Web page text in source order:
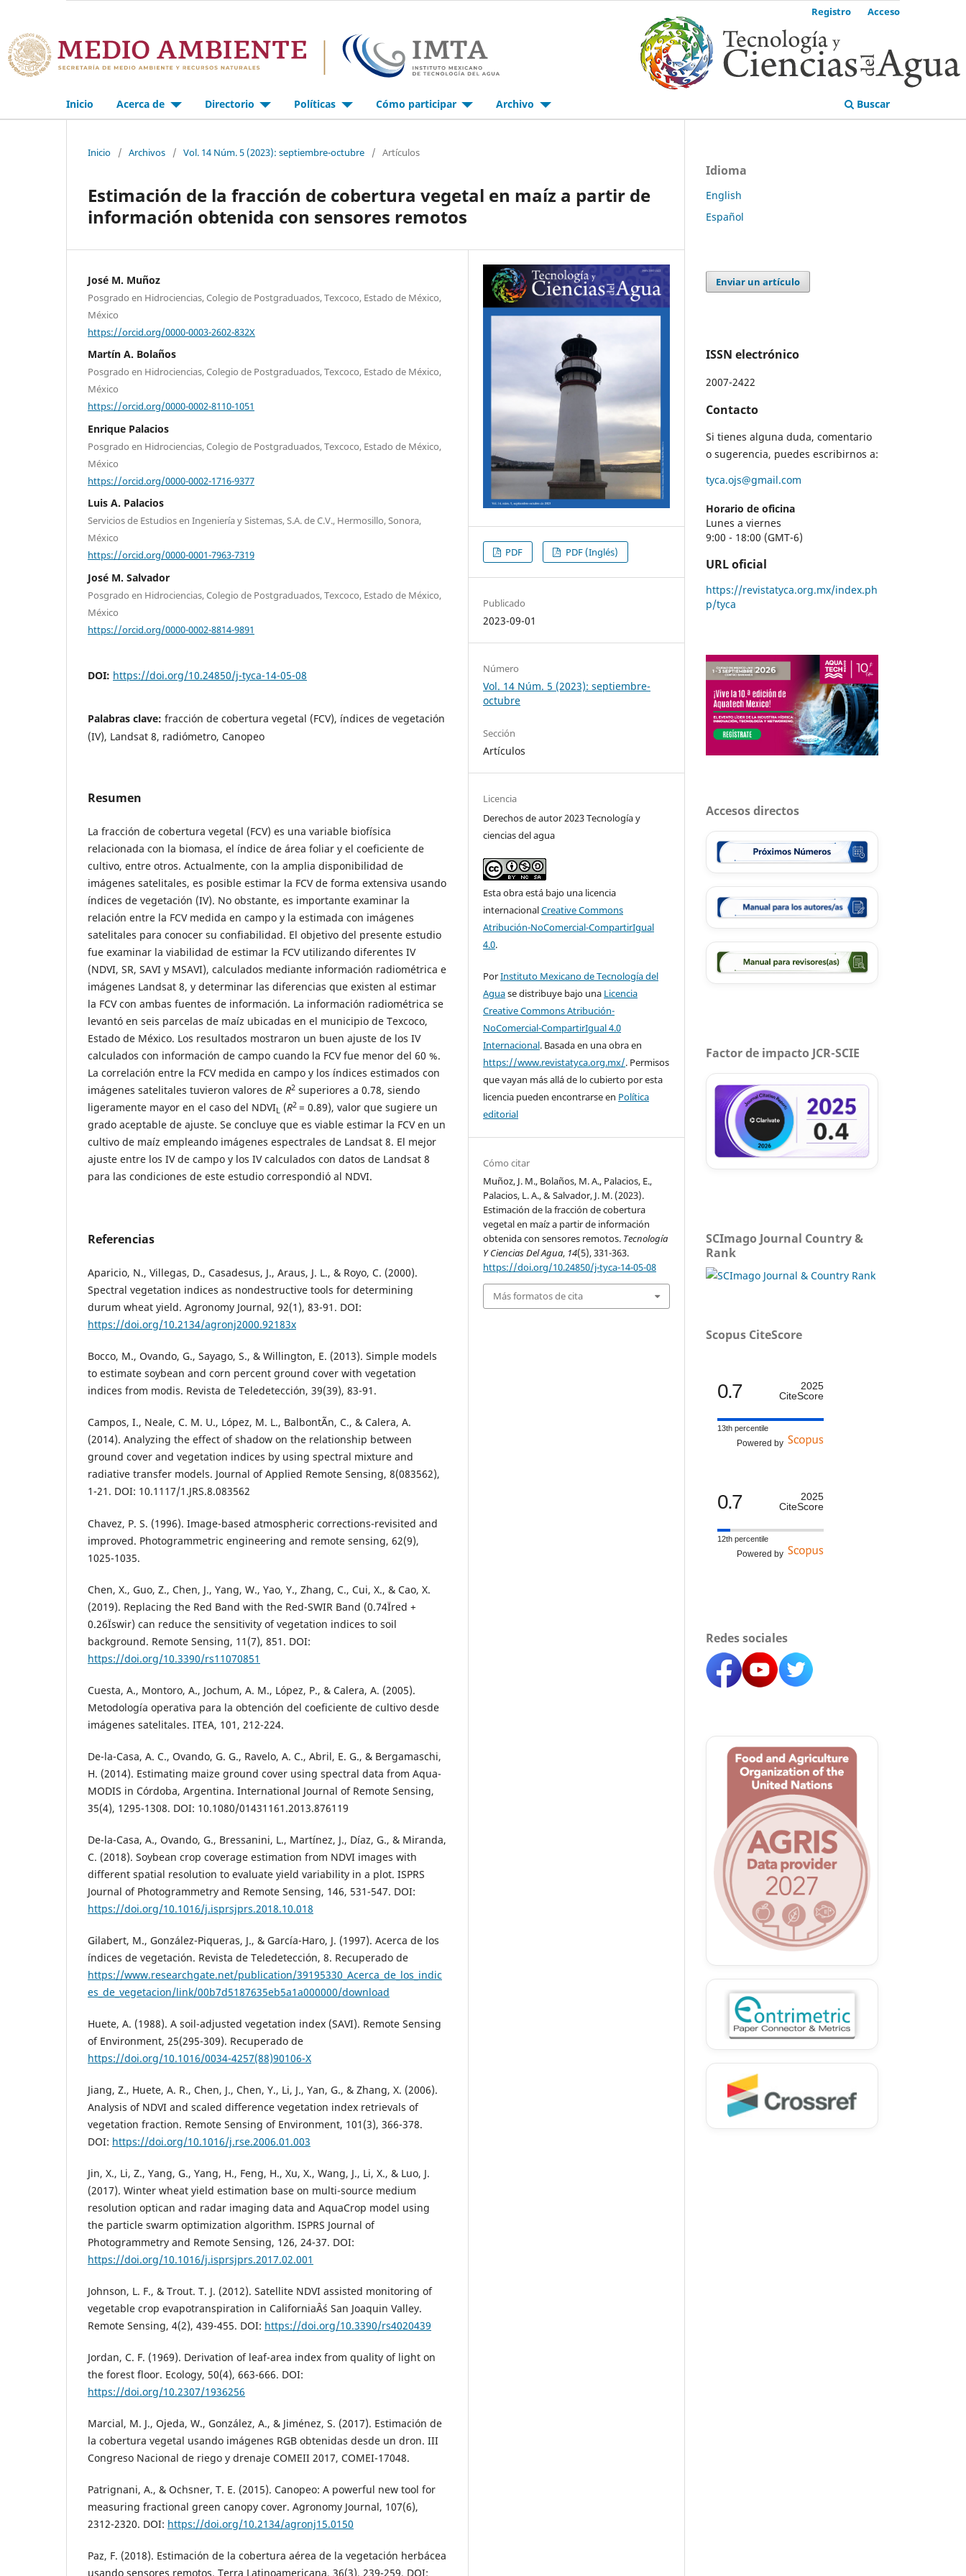
Inicio Acerca de Directorio Políticas Cómo participar Archivo Buscar
Registro Acceso
Inicio / Archivos / Vol. 14 Núm. 5 (2023): septiembre-octubre / Artículos
Estimación de la fracción de cobertura vegetal en maíz a partir de
información obtenida con sensores remotos
José M. Muñoz
Posgrado en Hidrociencias, Colegio de Postgraduados, Texcoco, Estado de México,
México
https://orcid.org/0000-0003-2602-832X
Martín A. Bolaños
Posgrado en Hidrociencias, Colegio de Postgraduados, Texcoco, Estado de México,
México
https://orcid.org/0000-0002-8110-1051
Enrique Palacios
Posgrado en Hidrociencias, Colegio de Postgraduados, Texcoco, Estado de México,
México
https://orcid.org/0000-0002-1716-9377
Luis A. Palacios
Servicios de Estudios en Ingeniería y Sistemas, S.A. de C.V., Hermosillo, Sonora,
México
https://orcid.org/0000-0001-7963-7319
José M. Salvador
Posgrado en Hidrociencias, Colegio de Postgraduados, Texcoco, Estado de México,
México
https://orcid.org/0000-0002-8814-9891
DOI: https://doi.org/10.24850/j-tyca-14-05-08
Palabras clave: fracción de cobertura vegetal (FCV), índices de vegetación
(IV), Landsat 8, radiómetro, Canopeo
Resumen
La fracción de cobertura vegetal (FCV) es una variable biofísica
relacionada con la biomasa, el índice de área foliar y el coeficiente de
cultivo, entre otros. Actualmente, con la amplia disponibilidad de
imágenes satelitales, es posible estimar la FCV de forma extensiva usando
índices de vegetación (IV). No obstante, es importante examinar la
relación entre la FCV medida en campo y la estimada con imágenes
satelitales para conocer su confiabilidad. El objetivo del presente estudio
fue examinar la viabilidad de estimar la FCV utilizando diferentes IV
(NDVI, SR, SAVI y MSAVI), calculados mediante información radiométrica e
imágenes Landsat 8, y determinar las diferencias que existen al estimar
la FCV con ambas fuentes de información. La información radiométrica se
levantó en seis parcelas de maíz ubicadas en el municipio de Texcoco,
Estado de México. Los resultados mostraron un buen ajuste de los IV
calculados con información de campo cuando la FCV fue menor del 60 %.
La correlación entre la FCV medida en campo y los índices estimados con
imágenes satelitales tuvieron valores de R2 superiores a 0.78, siendo
ligeramente mayor en el caso del NDVIL (R2 = 0.89), valor que sugiere un
grado aceptable de ajuste. Se concluye que es viable estimar la FCV en un
cultivo de maíz empleando imágenes espectrales de Landsat 8. El mejor
ajuste entre los IV de campo y los IV calculados con datos de Landsat 8
para las condiciones de este estudio correspondió al NDVI.
Referencias
Aparicio, N., Villegas, D., Casadesus, J., Araus, J. L., & Royo, C. (2000).
Spectral vegetation indices as nondestructive tools for determining
durum wheat yield. Agronomy Journal, 92(1), 83-91. DOI:
https://doi.org/10.2134/agronj2000.92183x
Bocco, M., Ovando, G., Sayago, S., & Willington, E. (2013). Simple models
to estimate soybean and corn percent ground cover with vegetation
indices from modis. Revista de Teledetección, 39(39), 83-91.
Campos, I., Neale, C. M. U., López, M. L., BalbontÃ­n, C., & Calera, A.
(2014). Analyzing the effect of shadow on the relationship between
ground cover and vegetation indices by using spectral mixture and
radiative transfer models. Journal of Applied Remote Sensing, 8(083562),
1-21. DOI: 10.1117/1.JRS.8.083562
Chavez, P. S. (1996). Image-based atmospheric corrections-revisited and
improved. Photogrammetric engineering and remote sensing, 62(9),
1025-1035.
Chen, X., Guo, Z., Chen, J., Yang, W., Yao, Y., Zhang, C., Cui, X., & Cao, X.
(2019). Replacing the Red Band with the Red-SWIR Band (0.74Ïred +
0.26Ïswir) can reduce the sensitivity of vegetation indices to soil
background. Remote Sensing, 11(7), 851. DOI:
https://doi.org/10.3390/rs11070851
Cuesta, A., Montoro, A., Jochum, A. M., López, P., & Calera, A. (2005).
Metodología operativa para la obtención del coeficiente de cultivo desde
imágenes satelitales. ITEA, 101, 212-224.
De-la-Casa, A. C., Ovando, G. G., Ravelo, A. C., Abril, E. G., & Bergamaschi,
H. (2014). Estimating maize ground cover using spectral data from Aqua-
MODIS in Córdoba, Argentina. International Journal of Remote Sensing,
35(4), 1295-1308. DOI: 10.1080/01431161.2013.876119
De-la-Casa, A., Ovando, G., Bressanini, L., Martínez, J., Díaz, G., & Miranda,
C. (2018). Soybean crop coverage estimation from NDVI images with
different spatial resolution to evaluate yield variability in a plot. ISPRS
Journal of Photogrammetry and Remote Sensing, 146, 531-547. DOI:
https://doi.org/10.1016/j.isprsjprs.2018.10.018
Gilabert, M., González-Piqueras, J., & García-Haro, J. (1997). Acerca de los
índices de vegetación. Revista de Teledetección, 8. Recuperado de
https://www.researchgate.net/publication/39195330_Acerca_de_los_indic
es_de_vegetacion/link/00b7d5187635eb5a1a000000/download
Huete, A. (1988). A soil-adjusted vegetation index (SAVI). Remote Sensing
of Environment, 25(295-309). Recuperado de
https://doi.org/10.1016/0034-4257(88)90106-X
Jiang, Z., Huete, A. R., Chen, J., Chen, Y., Li, J., Yan, G., & Zhang, X. (2006).
Analysis of NDVI and scaled difference vegetation index retrievals of
vegetation fraction. Remote Sensing of Environment, 101(3), 366-378.
DOI: https://doi.org/10.1016/j.rse.2006.01.003
Jin, X., Li, Z., Yang, G., Yang, H., Feng, H., Xu, X., Wang, J., Li, X., & Luo, J.
(2017). Winter wheat yield estimation base on multi-source medium
resolution optican and radar imaging data and AquaCrop model using
the particle swarm optimization algorithm. ISPRS Journal of
Photogrammetry and Remote Sensing, 126, 24-37. DOI:
https://doi.org/10.1016/j.isprsjprs.2017.02.001
Johnson, L. F., & Trout. T. J. (2012). Satellite NDVI assisted monitoring of
vegetable crop evapotranspiration in CaliforniaÂ´s San Joaquin Valley.
Remote Sensing, 4(2), 439-455. DOI: https://doi.org/10.3390/rs4020439
Jordan, C. F. (1969). Derivation of leaf-area index from quality of light on
the forest floor. Ecology, 50(4), 663-666. DOI:
https://doi.org/10.2307/1936256
Marcial, M. J., Ojeda, W., González, A., & Jiménez, S. (2017). Estimación de
la cobertura vegetal usando imágenes RGB obtenidas desde un dron. III
Congreso Nacional de riego y drenaje COMEII 2017, COMEI-17048.
Patrignani, A., & Ochsner, T. E. (2015). Canopeo: A powerful new tool for
measuring fractional green canopy cover. Agronomy Journal, 107(6),
2312-2320. DOI: https://doi.org/10.2134/agronj15.0150
Paz, F. (2018). Estimación de la cobertura aérea de la vegetación herbácea
usando sensores remotos. Terra Latinoamericana, 36(3), 239-259. DOI:
PDF PDF (Inglés)
Publicado
2023-09-01
Número
Vol. 14 Núm. 5 (2023): septiembre-
octubre
Sección
Artículos
Licencia
Derechos de autor 2023 Tecnología y
ciencias del agua
Esta obra está bajo una licencia
internacionalCreative Commons
Atribución-NoComercial-CompartirIgual
4.0.
PorInstituto Mexicano de Tecnología del
Aguase distribuye bajo una Licencia
Creative Commons Atribución-
NoComercial-CompartirIgual 4.0
Internacional. Basada en una obra en
https://www.revistatyca.org.mx/. Permisos
que vayan más allá de lo cubierto por esta
licencia pueden encontrarse en Política
editorial
Cómo citar
Muñoz, J. M., Bolaños, M. A., Palacios, E.,
Palacios, L. A., & Salvador, J. M. (2023).
Estimación de la fracción de cobertura
vegetal en maíz a partir de información
obtenida con sensores remotos. Tecnología
Y Ciencias Del Agua, 14(5), 331-363.
https://doi.org/10.24850/j-tyca-14-05-08
Más formatos de cita
Idioma
English
Español
Enviar un artículo
ISSN electrónico
2007-2422
Contacto
Si tienes alguna duda, comentario
o sugerencia, puedes escribirnos a:
tyca.ojs@gmail.com
Horario de oficina
Lunes a viernes
9:00 - 18:00 (GMT-6)
URL oficial
https://revistatyca.org.mx/index.ph
p/tyca
Accesos directos
Factor de impacto JCR-SCIE
SCImago Journal Country &
Rank
Scopus CiteScore
0.7
2025
CiteScore
13th percentile
Powered by
0.7
2025
CiteScore
12th percentile
Powered by
Redes sociales